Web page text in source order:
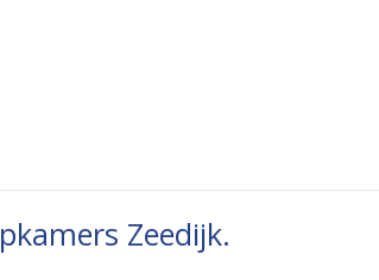
Zeedijk.